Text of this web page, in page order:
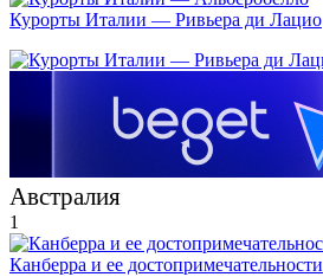
Курорты Италии — Ривьера ди Лацио
Австралия
1
Канберра и ее достопримечательности